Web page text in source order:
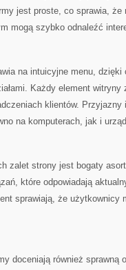
jest proste, co sprawia, że
mogą szybko odnaleźć
na intuicyjne menu,
Każdy element witryny
klientów.
na komputerach, jak i
zalet strony jest bogaty
które odpowiadają
sprawiają, że użytkownicy
doceniają również sprawną